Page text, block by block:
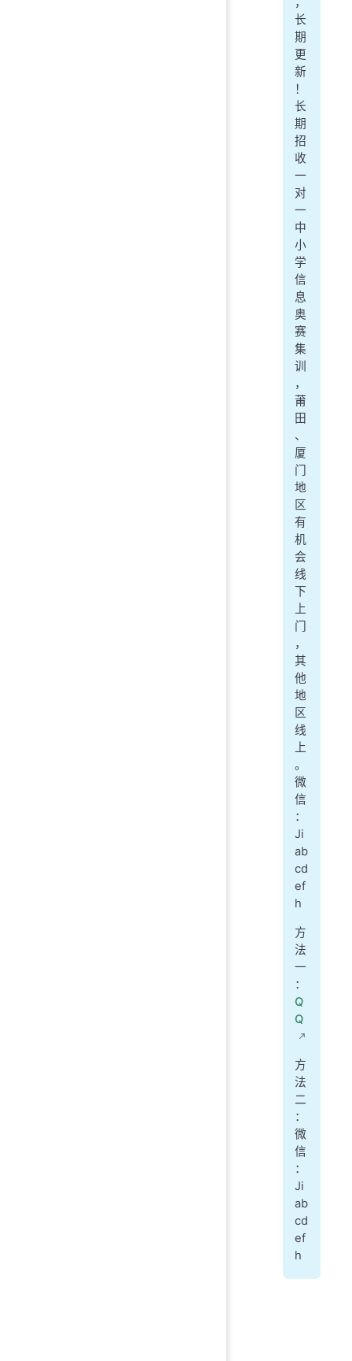
长
期
更
新
！
长
期
招
收
一
对
一
中
小
学
信
息
奥
赛
集
训
，
莆
田
、
厦
门
地
区
有
机
会
线
下
上
门
，
其
他
地
区
线
上
。
微
信
：
Ji
ab
cd
ef
h
方
法
一
：
Q
Q
方
法
二
：
微
信
：
Ji
ab
cd
ef
h